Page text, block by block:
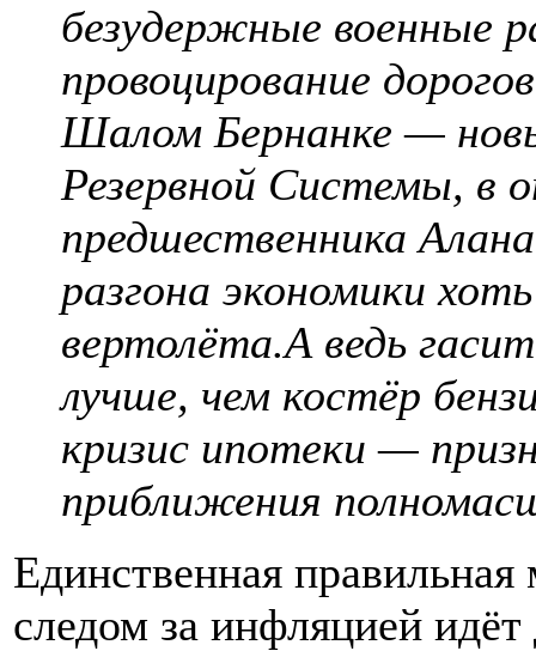
безудержные военные
провоцирование
Шалом Бернанке —
Резервной Системы, в
предшественника
разгона экономики
вертолёта.А ведь
лучше, чем костёр
кризис ипотеки —
приближения
Единственная
следом за инфляцией